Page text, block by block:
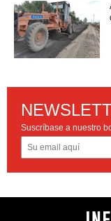
Suscríbase a nuestro